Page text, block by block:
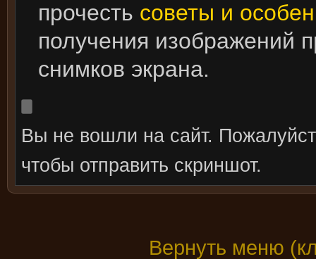
прочесть советы и
получения изображений
снимков экрана.
Вы не вошли на сайт.
чтобы отправить скриншот.
Вернуть меню